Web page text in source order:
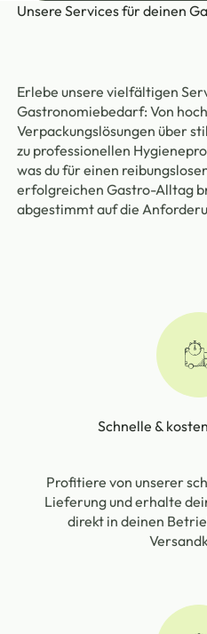
Unsere Services für deinen
Erlebe unsere vielfältigen
Gastronomiebedarf: Von
Verpackungslösungen über
zu professionellen
was du für einen
erfolgreichen Gastro-Alltag
abgestimmt auf die
Schnelle &
Profitiere von unserer
Lieferung und erhalte
direkt in deinen